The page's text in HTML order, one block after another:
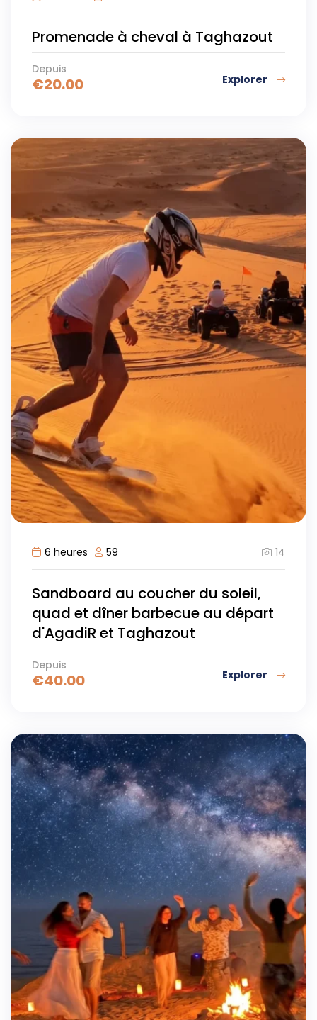
Promenade à cheval à Taghazout
Depuis
€20.00 Explorer
6 heures 59 14
Sandboard au coucher du soleil,
quad et dîner barbecue au départ
d'AgadiR et Taghazout
Depuis
€40.00 Explorer